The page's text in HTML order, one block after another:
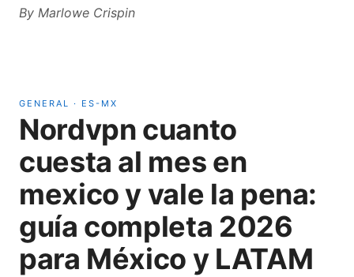
By Marlowe Crispin
GENERAL · ES-MX
Nordvpn cuanto
cuesta al mes en
mexico y vale la pena:
guía completa 2026
para México y LATAM